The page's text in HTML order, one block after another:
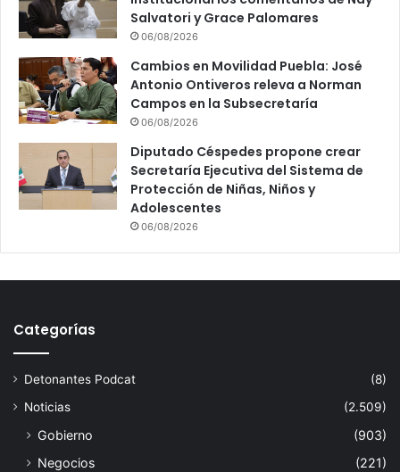
Salvatori y Grace Palomares
06/08/2026
Cambios en Movilidad Puebla: José
Antonio Ontiveros releva a Norman
Campos en la Subsecretaría
06/08/2026
Diputado Céspedes propone crear
Secretaría Ejecutiva del Sistema de
Protección de Niñas, Niños y
Adolescentes
06/08/2026
Categorías
Detonantes Podcat
(8)
Noticias
(2.509)
Gobierno
(903)
Negocios
(221)